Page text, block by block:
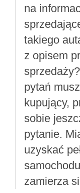
na
takiego
z opisem
pytań
kupujący,
sobie
pytanie.
uzyskać
zamierza